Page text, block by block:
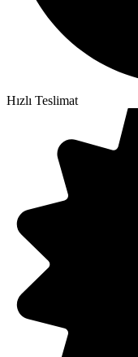
Hızlı Teslimat